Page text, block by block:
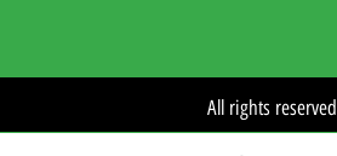
All rights reserved